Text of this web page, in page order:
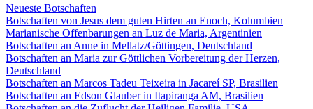
Neueste Botschaften
Botschaften von Jesus dem guten Hirten an Enoch, Kolumbien
Marianische Offenbarungen an Luz de Maria, Argentinien
Botschaften an Anne in Mellatz/Göttingen, Deutschland
Botschaften an Maria zur Göttlichen Vorbereitung der Herzen,
Deutschland
Botschaften an Marcos Tadeu Teixeira in Jacareí SP, Brasilien
Botschaften an Edson Glauber in Itapiranga AM, Brasilien